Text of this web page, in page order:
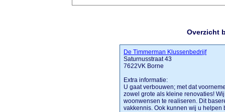
Overzicht
De Timmerman Klussenbedrijf
Saturnusstraat 43
7622VK Borne
Extra informatie:
U gaat verbouwen; met dat
zowel grote als kleine renovaties!
woonwensen te realiseren. Dit
vakkennis. Ook kunnen wij u